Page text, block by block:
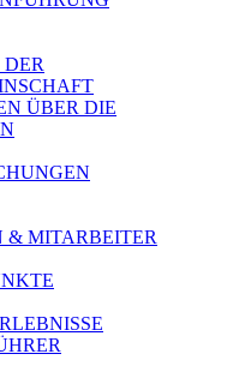
ÜBER DIE
& MITARBEITER